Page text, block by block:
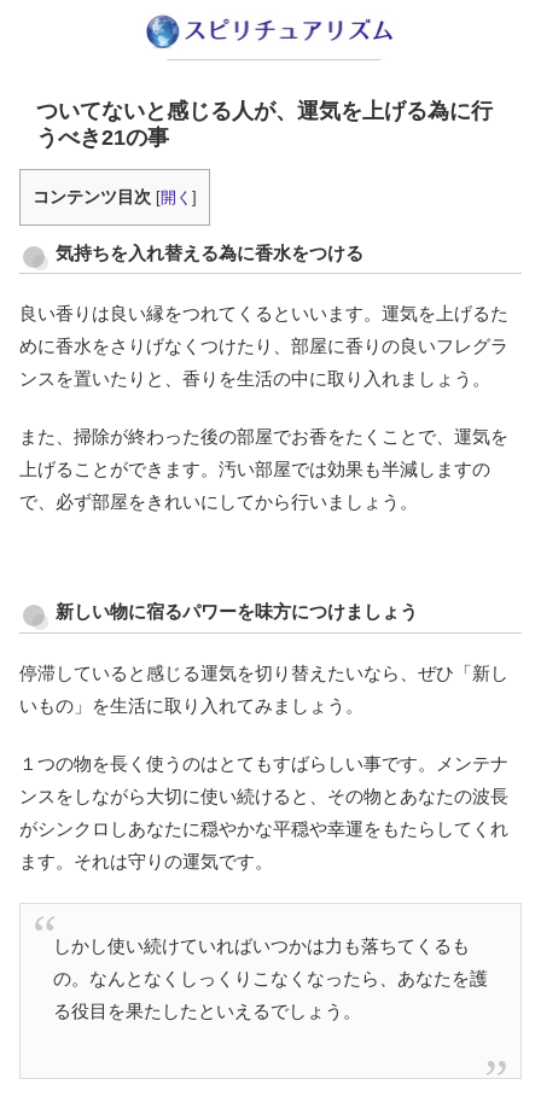
ついてないと感じる人が、運気を上げる為に行
うべき21の事
コンテンツ目次 [開く ]
気持ちを入れ替える為に香水をつける
良い香りは良い縁をつれてくるといいます。運気を上げるた
めに香水をさりげなくつけたり、部屋に香りの良いフレグラ
ンスを置いたりと、香りを生活の中に取り入れましょう。
また、掃除が終わった後の部屋でお香をたくことで、運気を
上げることができます。汚い部屋では効果も半減しますの
で、必ず部屋をきれいにしてから行いましょう。
新しい物に宿るパワーを味方につけましょう
停滞していると感じる運気を切り替えたいなら、ぜひ「新し
いもの」を生活に取り入れてみましょう。
１つの物を長く使うのはとてもすばらしい事です。メンテナ
ンスをしながら大切に使い続けると、その物とあなたの波長
がシンクロしあなたに穏やかな平穏や幸運をもたらしてくれ
ます。それは守りの運気です。
しかし使い続けていればいつかは力も落ちてくるも
の。なんとなくしっくりこなくなったら、あなたを護
る役目を果たしたといえるでしょう。